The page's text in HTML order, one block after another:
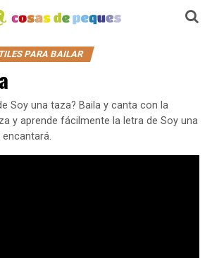
PARA BAILAR
Soy una taza? Baila y canta con la
y aprende fácilmente la letra de Soy una